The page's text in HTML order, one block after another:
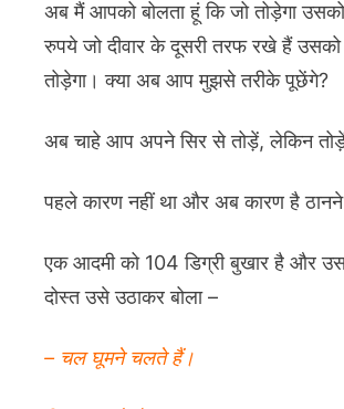
अब मैं आपको बोलता हूं कि जो तोड़ेगा
रुपये जो दीवार के दूसरी तरफ रखे हैं
तोड़ेगा। क्या अब आप मुझसे तरीके पूछेंगे?
अब चाहे आप अपने सिर से तोड़ें, लेकिन
पहले कारण नहीं था और अब कारण है
एक आदमी को 104 डिग्री बुखार है और
दोस्त उसे उठाकर बोला –
– चल घूमने चलते हैं।